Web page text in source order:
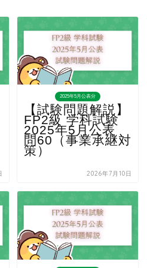
2025年5月公表分
【試験問題解説】
FP2級 学科試験
2025年5月公表
問60（事業承継対
策）
2026年7月10日